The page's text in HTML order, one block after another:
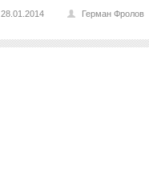
28.01.2014 Герман Фролов